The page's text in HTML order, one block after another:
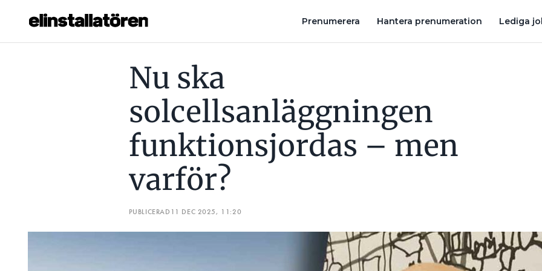
Prenumerera Hantera prenumeration Lediga
Hantera prenumeration
Om tidningen
Nu ska
solcellsanläggningen
funktionsjordas – men
varför?
PUBLICERAD 11 DEC 2025, 11:20
NU SKA SOLCELLSANLÄGGNINGEN FUNKTIONSJORDAS – MEN VARFÖR? FEL BAKOM BRÄNDER I SOLCELLER: ”DC-DON